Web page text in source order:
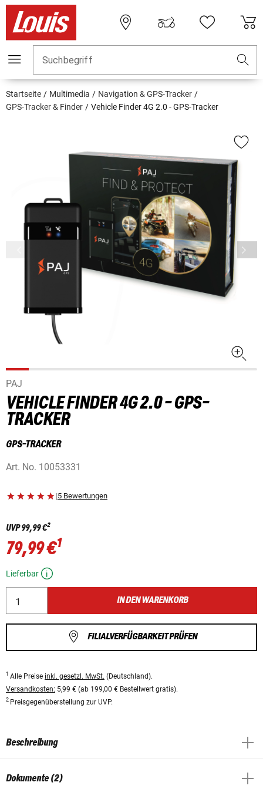
Suchbegriff
Startseite Multimedia
Navigation & GPS-Tracker
GPS-Tracker & Finder
Vehicle Finder 4G 2.0 - GPS-Tracker
PAJ
VEHICLE FINDER 4G 2.0 - GPS-
TRACKER
GPS-TRACKER
Art. No. 10053331
|5 Bewertungen
UVP99,99 €2
79,99 €1
Lieferbar
IN DEN WARENKORB
FILIALVERFÜGBARKEIT PRÜFEN
1 Alle Preise inkl. gesetzl. MwSt. (Deutschland).
Versandkosten: 5,99 € (ab 199,00 € Bestellwert gratis).
2 Preisgegenüberstellung zur UVP.
Beschreibung
Dokumente (2)